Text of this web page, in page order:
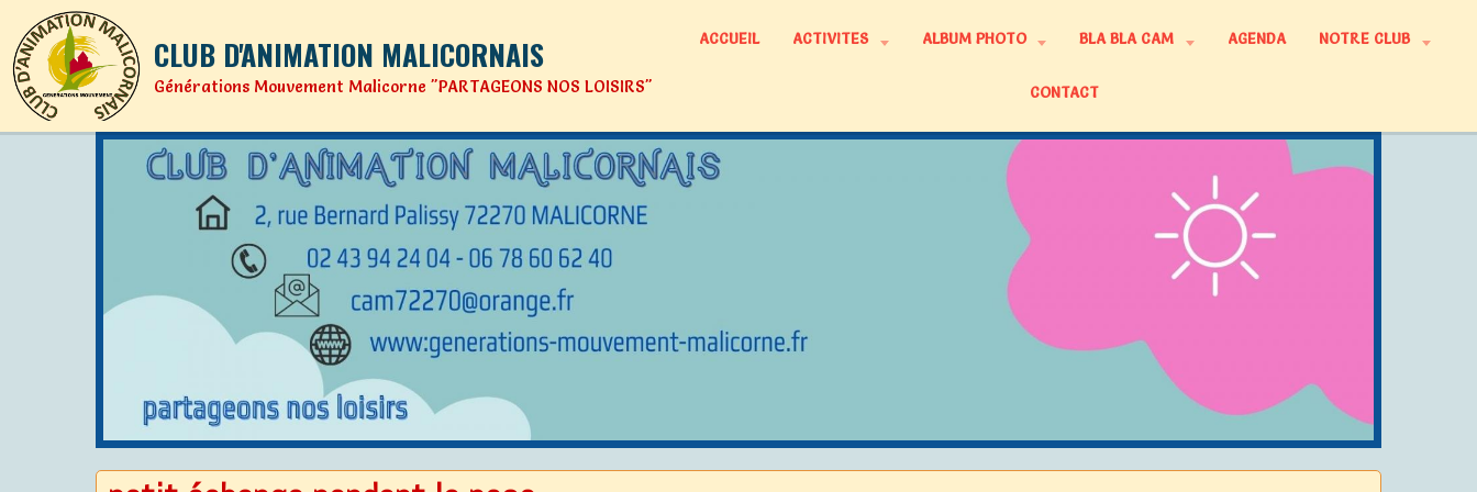
CLUB D'ANIMATION MALICORNAIS
Générations Mouvement Malicorne "PARTAGEONS NOS LOISIRS"
ACCUEIL ACTIVITES ALBUM PHOTO BLA BLA CAM AGENDA NOTRE CLUB
CONTACT